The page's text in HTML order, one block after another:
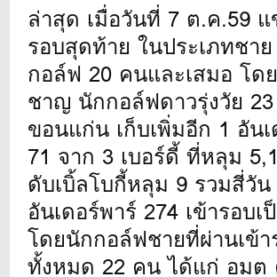
ล่าสุด เมื่อวันที่ 7 ต.ค.59
รอบสุดท้าย ในประเภทชา
กอล์ฟ 20 คนและเสมอ โ
ชาญ นักกอล์ฟดาวรุ่งวัย
ขอนแก่น เก็บเพิ่มอีก 1 อัน
71 จาก 3 เบอร์ดี้ ที่หลุม
ดับเบิ้ลโบกี้หลุม 9 รวมสี่วัน
อันเดอร์พาร์ 274 เข้ารอบ
โดยนักกอล์ฟชายที่ผ่านเข้
ทั้งหมด 22 คน ได้แก่ อม